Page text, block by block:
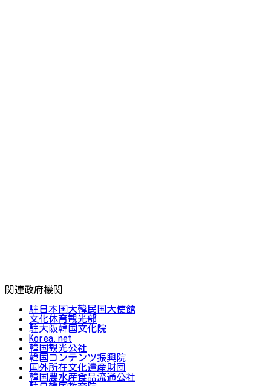
関連政府機関
駐日本国大韓民国大使館
文化体育観光部
駐大阪韓国文化院
Korea.net
韓国観光公社
韓国コンテンツ振興院
国外所在文化遺産財団
韓国農水産食品流通公社